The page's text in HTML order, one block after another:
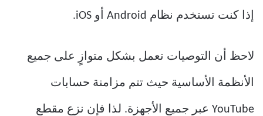
إذا كنت تستخدم نظام Android أو iOS.
لاحظ أن التوصيات تعمل بشكل متوازٍ على جميع
الأنظمة الأساسية حيث تتم مزامنة حسابات
YouTube عبر جميع الأجهزة. لذا فإن نزع مقطع